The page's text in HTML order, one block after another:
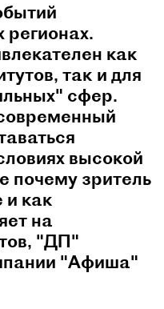
регионах.
как
так и для
сфер.
высокой
почему зритель
и как
на
"ДП"
"Афиша"